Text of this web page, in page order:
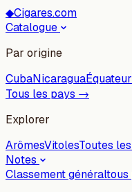
◆Cigares.com
Catalogue
Par origine
CubaNicaraguaÉquateur
Tous les pays →
Explorer
ArômesVitolesToutes
Notes
Classement généraltous